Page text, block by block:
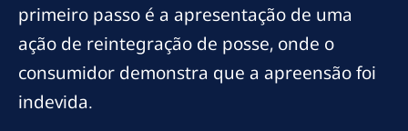
primeiro passo é a apresentação de uma
ação de reintegração de posse, onde o
consumidor demonstra que a apreensão foi
indevida.